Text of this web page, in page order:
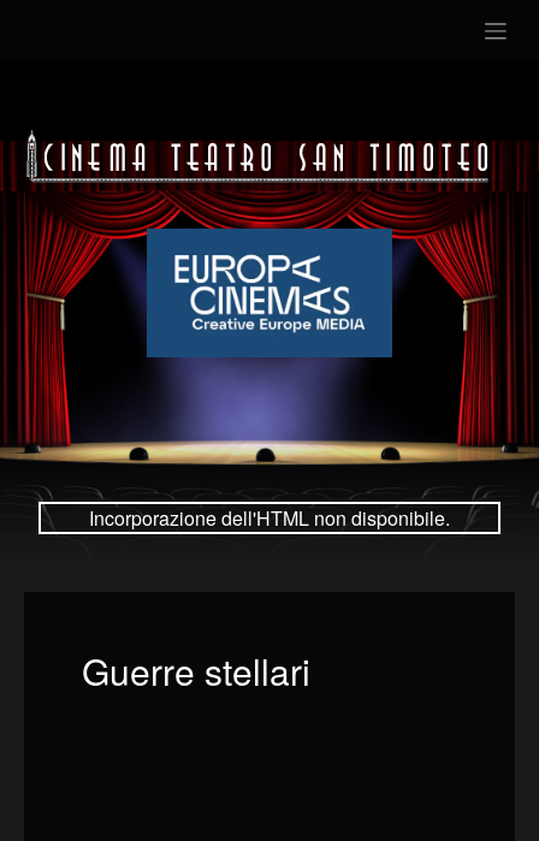
Incorporazione dell'HTML non disponibile.
Guerre stellari